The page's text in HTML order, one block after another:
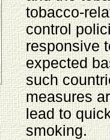
tobacco-
control
responsive
expected
such
measures
lead to
smoking.